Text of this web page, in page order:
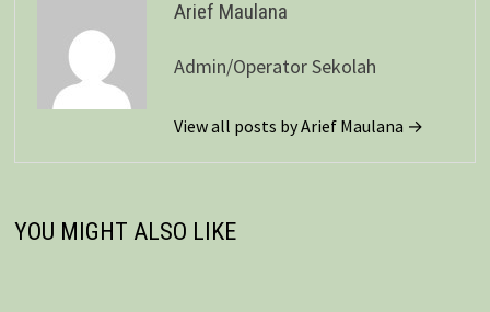
Arief Maulana
Admin/Operator Sekolah
View all posts by Arief Maulana →
YOU MIGHT ALSO LIKE